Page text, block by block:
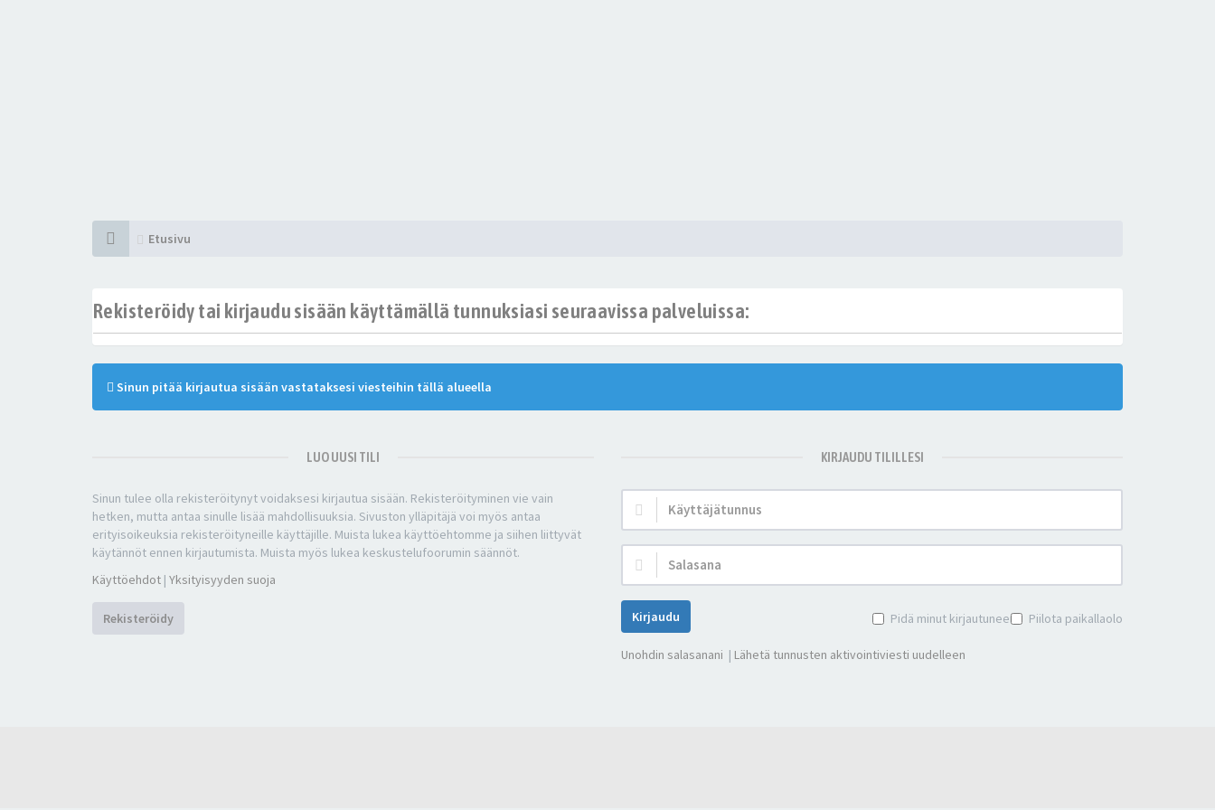
Etusivu
Rekisteröidy tai kirjaudu sisään käyttämällä tunnuksiasi seuraavissa palveluissa:
Sinun pitää kirjautua sisään vastataksesi viesteihin tällä alueella
LUO UUSI TILI
Sinun tulee olla rekisteröitynyt voidaksesi kirjautua sisään. Rekisteröityminen vie vain
hetken, mutta antaa sinulle lisää mahdollisuuksia. Sivuston ylläpitäjä voi myös antaa
erityisoikeuksia rekisteröityneille käyttäjille. Muista lukea käyttöehtomme ja siihen liittyvät
käytännöt ennen kirjautumista. Muista myös lukea keskustelufoorumin säännöt.
Käyttöehdot | Yksityisyyden suoja
Rekisteröidy
KIRJAUDU TILILLESI
Käyttäjätunnus:
Salasana:
Pidä minut kirjautuneena Piilota paikallaolo
Kirjaudu
Unohdin salasanani | Lähetä tunnusten aktivointiviesti uudelleen